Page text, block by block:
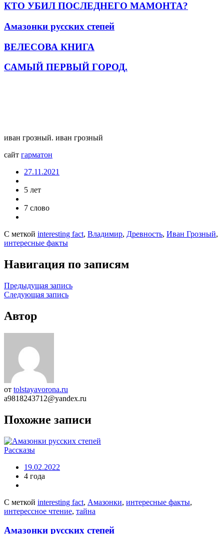
КТО УБИЛ ПОСЛЕДНЕГО МАМОНТА?
Амазонки русских степей
ВЕЛЕСОВА КНИГА
САМЫЙ ПЕРВЫЙ ГОРОД.
иван грозный. иван грозный
сайт гарматон
27.11.2021
5 лет
7 слово
С меткой interesting fact, Владимир, Древность, Иван Грозный,
интересные факты
Навигация по записям
Предыдущая запись
Следующая запись
Автор
от tolstayavorona.ru
a9818243712@yandex.ru
Похожие записи
Рассказы
19.02.2022
4 года
С меткой interesting fact, Амазонки, интересные факты,
интерессное чтение, тайна
Амазонки русских степей